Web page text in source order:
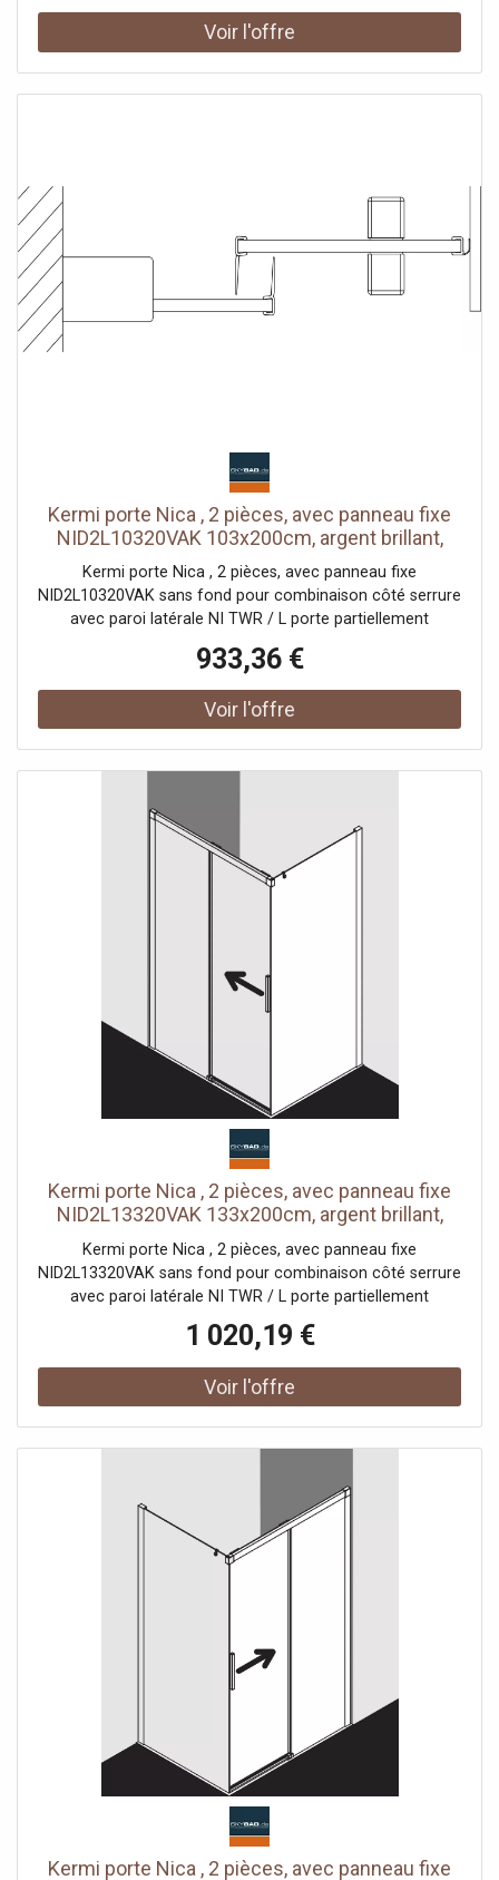
verre de sécurité trempé 6 mm selon DIN EN 12150 en
option avec revêtement facile d'entretien Profils en
aluminium anodisé Poignées métalliques Possibilité de
d'étanchéité horizontale avec effet de rebond de l'eau
avec seuil (hauteur 6 mm) ou peut être installé sans seuil
(sans plancher) En raison de la conception, une
étanchéité absolue ne peut pas être obtenue avec NICA
avec matériel de fixation testé selon DIN EN 14428 (CE) et
PPP 53005 (TÜV / GS)
Kermi porte Nica , 2 pièces, avec panneau fixe
NID2L10320VAK 103x200cm, argent brillant,
verre de sécurité trempé, gauche, sur la douche
Kermi porte Nica , 2 pièces, avec panneau fixe
NID2L10320VAK sans fond pour combinaison côté serrure
avec paroi latérale NI TWR / L porte partiellement
ouverture d'un côté avec un champ fixe Vitrage avec
verre de sécurité trempé 6 mm selon DIN EN 12150 en
option avec revêtement facile d'entretien Profils en
et de fermeture en douceur peut être pivoté vers
l'intérieur pour le Reinigung rouleaux de roulement à billes
joint en bande continue et profils d'étanchéité bande
d'étanchéité horizontale avec effet de rebond de l'eau
avec matériel de fixation testé selon DIN EN 14428 (CE) et
PPP 53005 (TÜV / GS)
933,36 €
Kermi porte Nica , 2 pièces, avec panneau fixe
NID2L13320VAK 133x200cm, argent brillant,
verre de sécurité trempé, gauche, sur la douche
Kermi porte Nica , 2 pièces, avec panneau fixe
NID2L13320VAK sans fond pour combinaison côté serrure
avec paroi latérale NI TWR / L porte partiellement
encadrée avec un segment de porte coulissante
ouverture d'un côté avec un champ fixe Vitrage avec
verre de sécurité trempé 6 mm selon DIN EN 12150 en
option avec revêtement facile d'entretien Profils en
et de fermeture en douceur peut être pivoté vers
l'intérieur pour le Reinigung rouleaux de roulement à billes
joint en bande continue et profils d'étanchéité bande
d'étanchéité horizontale avec effet de rebond de l'eau
avec matériel de fixation testé selon DIN EN 14428 (CE) et
PPP 53005 (TÜV / GS)
1 020,19 €
Kermi porte Nica , 2 pièces, avec panneau fixe